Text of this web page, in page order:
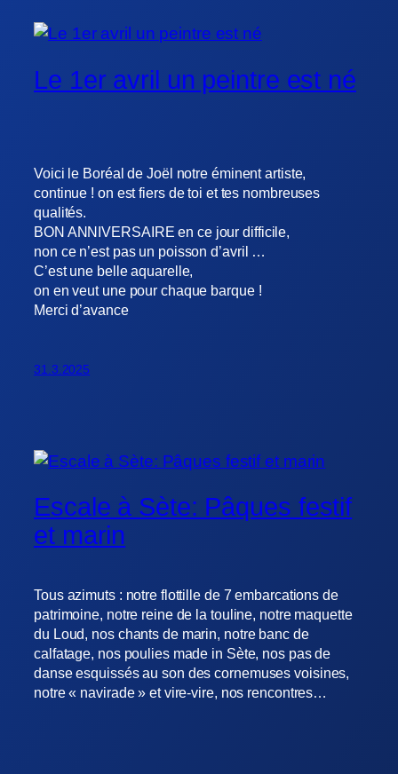
Le 1er avril un peintre est né
Voici le Boréal de Joël notre éminent artiste,
continue ! on est fiers de toi et tes nombreuses
qualités.
BON ANNIVERSAIRE en ce jour difficile,
non ce n’est pas un poisson d’avril …
C’est une belle aquarelle,
on en veut une pour chaque barque !
Merci d’avance
31.3.2025
Escale à Sète: Pâques festif
et marin
Tous azimuts : notre flottille de 7 embarcations de
patrimoine, notre reine de la touline, notre maquette
du Loud, nos chants de marin, notre banc de
calfatage, nos poulies made in Sète, nos pas de
danse esquissés au son des cornemuses voisines,
notre « navirade » et vire-vire, nos rencontres…